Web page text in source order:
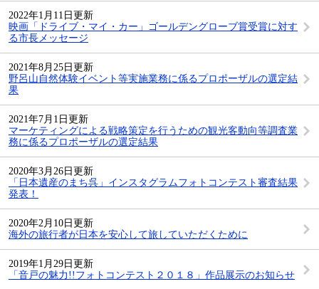
2022年1月11日更新
映画「ドライブ・マイ・カー」ゴールデングローブ賞受賞に対す
る市長メッセージ
2021年8月25日更新
野呂山自然体験イベント等実施業務に係るプロポーザルの選定結
果
2021年7月1日更新
マーケティングによる戦略策定を行うための観光客動向等調査業
務に係るプロポーザルの選定結果
2020年3月26日更新
「日本遺産のまち呉」インスタグラムフォトコンテスト審査結果
発表！
2020年2月10日更新
海外の旅行者が日本を安心して旅していただくために
2019年1月29日更新
「音戸の魅力!!フォトコンテスト２０１８」作品展示のお知らせ